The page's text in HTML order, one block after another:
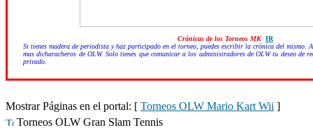
Crónicas de los Torneos MK IR
Si tienes madera de periodista y haz participado en el torneo, puedes escribir la crónica del mismo.
mas dicharacheros de OLW. Solo tienes que comunicar a los administradores de OLW tu deseo de
privado.
Mostrar Páginas en el portal: [ Torneos OLW Mario Kart Wii ]
Torneos OLW Gran Slam Tennis